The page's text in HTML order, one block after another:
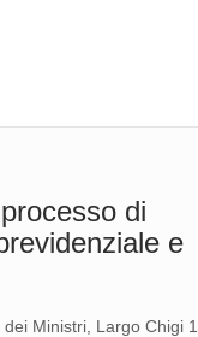
di
e
Ministri, Largo Chigi